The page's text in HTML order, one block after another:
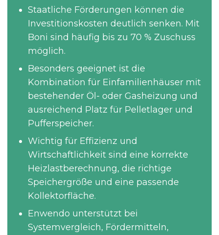
Staatliche Förderungen können die
Investitionskosten deutlich senken. Mit
Boni sind häufig bis zu 70 % Zuschuss
möglich.
Besonders geeignet ist die
Kombination für Einfamilienhäuser mit
bestehender Öl- oder Gasheizung und
ausreichend Platz für Pelletlager und
Pufferspeicher.
Wichtig für Effizienz und
Wirtschaftlichkeit sind eine korrekte
Heizlastberechnung, die richtige
Speichergröße und eine passende
Kollektorfläche.
Enwendo unterstützt bei
Systemvergleich, Fördermitteln,